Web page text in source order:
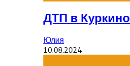
ДТП в Куркино
Юлия
10.08.2024